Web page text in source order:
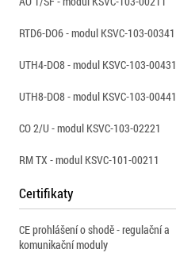
RTD6-DO6 - modul KSVC-103-00341
UTH4-DO8 - modul KSVC-103-00431
UTH8-DO8 - modul KSVC-103-00441
CO 2/U - modul KSVC-103-02221
RM TX - modul KSVC-101-00211
Certifikaty
CE prohlášení o shodě - regulační a
komunikační moduly